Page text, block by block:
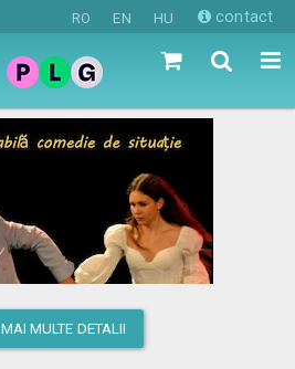
RO EN HU contact
MAI MULTE DETALII